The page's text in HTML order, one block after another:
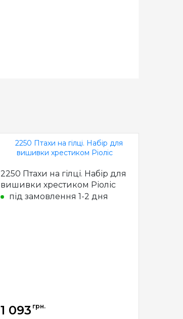
2250 Птахи на гілці. Набір для
вишивки хрестиком Ріоліс
під замовлення 1-2 дня
1 093 грн.